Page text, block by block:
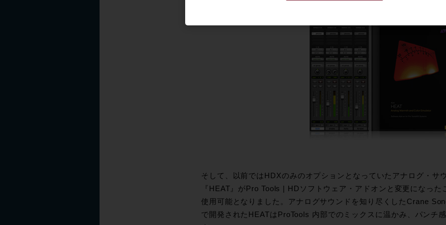
そして、以前ではHDXのみのオプションとなっていたアナログ・サ
『HEAT』がPro Tools | HDソフトウェア・アドオンと変更になっ
使用可能となりました。アナログサウンドを知り尽くしたCrane
で開発されたHEATはProTools 内部でのミックスに温かみ、パンチ